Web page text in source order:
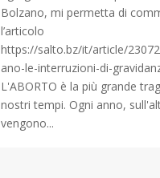
Bolzano, mi permetta di
l’articolo
https://salto.bz/it/article/
ano-le-interruzioni-di-
L'ABORTO è la più grande
nostri tempi. Ogni anno,
vengono...